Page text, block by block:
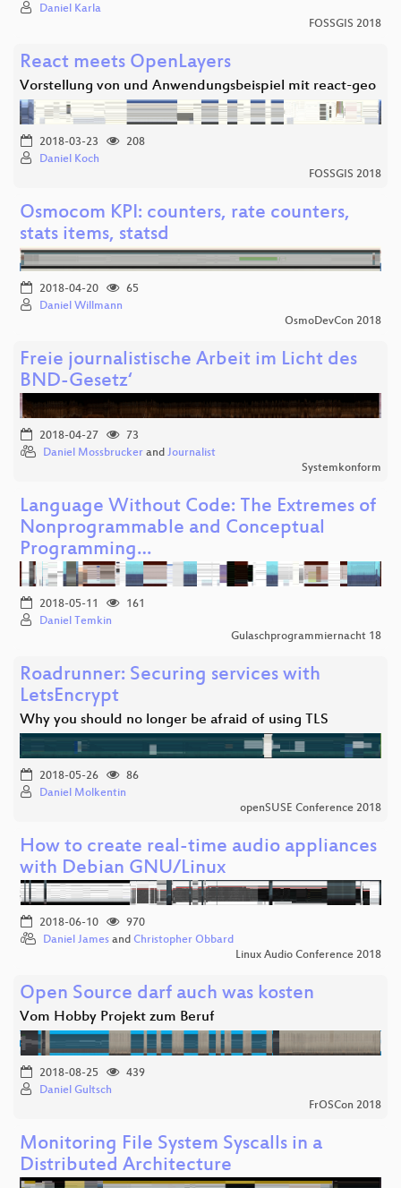
Daniel Karla
FOSSGIS 2018
React meets OpenLayers
Vorstellung von und Anwendungsbeispiel mit react-geo
2018-03-23
208
Daniel Koch
FOSSGIS 2018
Osmocom KPI: counters, rate counters,
stats items, statsd
2018-04-20
65
Daniel Willmann
OsmoDevCon 2018
Freie journalistische Arbeit im Licht des
BND-Gesetz‘
2018-04-27
73
Daniel Mossbrucker and Journalist
Systemkonform
Language Without Code: The Extremes of
Nonprogrammable and Conceptual
Programming…
2018-05-11
161
Daniel Temkin
Gulaschprogrammiernacht 18
Roadrunner: Securing services with
LetsEncrypt
Why you should no longer be afraid of using TLS
2018-05-26
86
Daniel Molkentin
openSUSE Conference 2018
How to create real-time audio appliances
with Debian GNU/Linux
2018-06-10
970
Daniel James and Christopher Obbard
Linux Audio Conference 2018
Open Source darf auch was kosten
Vom Hobby Projekt zum Beruf
2018-08-25
439
Daniel Gultsch
FrOSCon 2018
Monitoring File System Syscalls in a
Distributed Architecture